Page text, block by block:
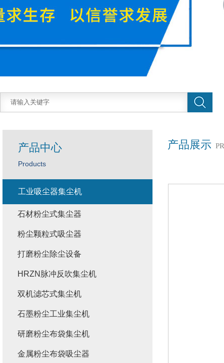
产品展示
产品中心
Products
工业吸尘器集尘机
石材粉尘式集尘器
粉尘颗粒式吸尘器
打磨粉尘除尘设备
HRZN脉冲反吹集尘机
双机滤芯式集尘机
石墨粉尘工业集尘机
研磨粉尘布袋集尘机
金属粉尘布袋吸尘器